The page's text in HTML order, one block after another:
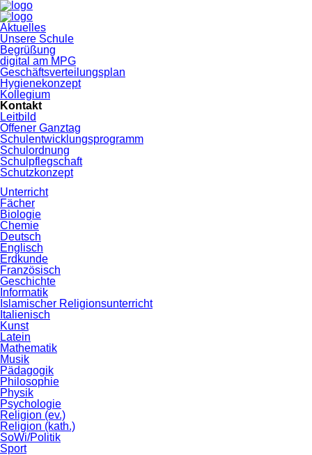
Navigation
überspringen
Aktuelles
Unsere Schule
Begrüßung
digital am MPG
Geschäftsverteilungsplan
Hygienekonzept
Kollegium
Kontakt
Leitbild
Offener Ganztag
Schulentwicklungsprogramm
Schulordnung
Schulpflegschaft
Schutzkonzept
Unterricht
Fächer
Biologie
Chemie
Deutsch
Englisch
Erdkunde
Französisch
Geschichte
Informatik
Islamischer Religionsunterricht
Italienisch
Kunst
Latein
Mathematik
Musik
Pädagogik
Philosophie
Physik
Psychologie
Religion (ev.)
Religion (kath.)
SoWi/Politik
Sport